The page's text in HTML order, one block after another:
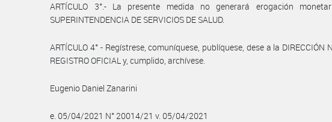
ARTÍCULO 3°.- La presente medida no generará erogación
SUPERINTENDENCIA DE SERVICIOS DE SALUD.
ARTÍCULO 4° - Regístrese, comuníquese, publíquese, dese a la DIRECCIÓN
REGISTRO OFICIAL y, cumplido, archívese.
Eugenio Daniel Zanarini
e. 05/04/2021 N° 20014/21 v. 05/04/2021